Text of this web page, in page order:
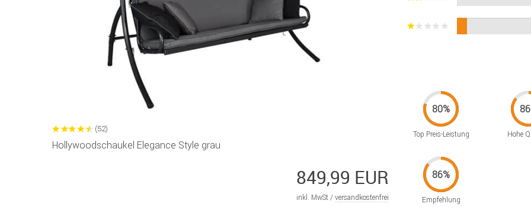
(52)
Hollywoodschaukel Elegance Style grau
849,99 EUR
inkl. MwSt / versandkostenfrei
Top Preis-Leistung Hohe
Empfehlung